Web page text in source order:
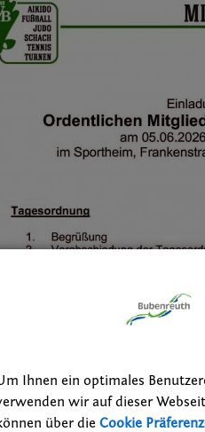
Ihnen ein optimales
wir auf dieser
über die Cookie